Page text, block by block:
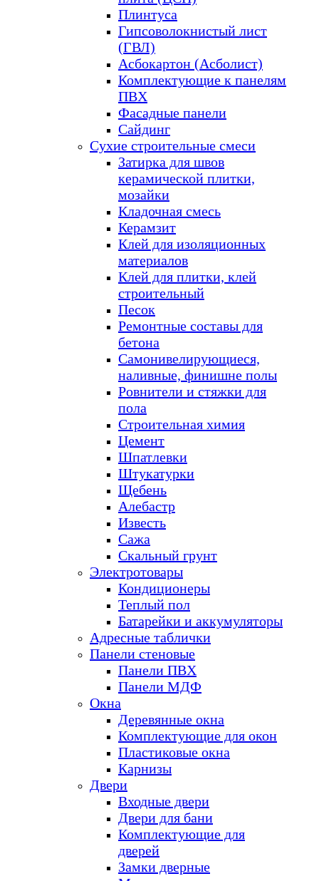
Плинтуса
Гипсоволокнистый лист
(ГВЛ)
Асбокартон (Асболист)
Комплектующие к панелям
ПВХ
Фасадные панели
Сайдинг
Сухие строительные смеси
Затирка для швов
керамической плитки,
мозайки
Кладочная смесь
Керамзит
Клей для изоляционных
материалов
Клей для плитки, клей
строительный
Песок
Ремонтные составы для
бетона
Самонивелирующиеся,
наливные, финишне полы
Ровнители и стяжки для
пола
Строительная химия
Цемент
Шпатлевки
Штукатурки
Щебень
Алебастр
Известь
Сажа
Скальный грунт
Электротовары
Кондиционеры
Теплый пол
Батарейки и аккумуляторы
Адресные таблички
Панели стеновые
Панели ПВХ
Панели МДФ
Окна
Деревянные окна
Комплектующие для окон
Пластиковые окна
Карнизы
Двери
Входные двери
Двери для бани
Комплектующие для
дверей
Замки дверные